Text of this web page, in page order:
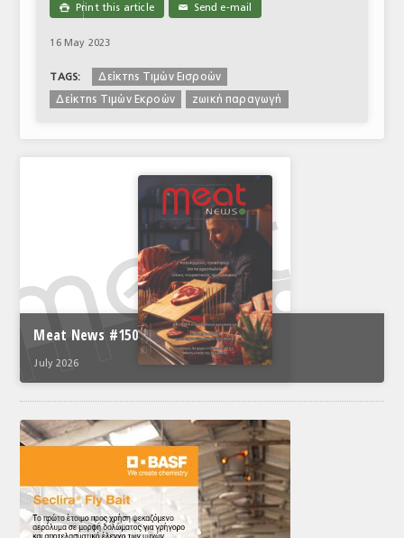
 Print this article ✉ Send e-mail
16 May 2023
TAGS:
Δείκτης Τιμών Εισροών
Δείκτης Τιμών Εκροών
ζωική παραγωγή
Meat News #150
July 2026